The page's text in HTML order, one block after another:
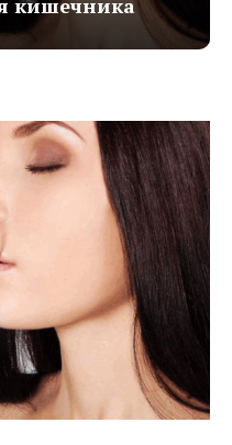
кишечника